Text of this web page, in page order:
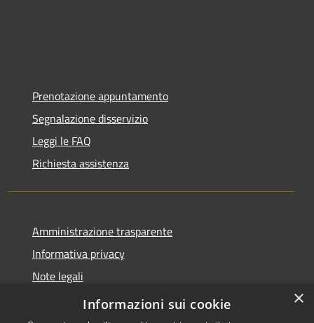
Prenotazione appuntamento
Segnalazione disservizio
Leggi le FAQ
Richiesta assistenza
Amministrazione trasparente
Informativa privacy
Note legali
Dichiarazione di accessibilità
×
Informazioni sui cookie